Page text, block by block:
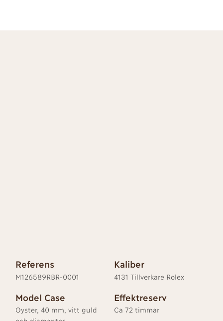
Referens
M126589RBR-0001
Kaliber
4131 Tillverkare Rolex
Model Case
Oyster, 40 mm, vitt guld
Effektreserv
Ca 72 timmar